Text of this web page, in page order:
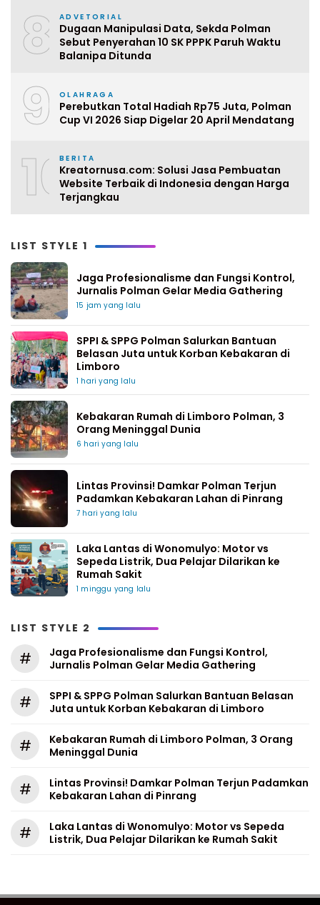
8 ADVETORIAL
Dugaan Manipulasi Data, Sekda Polman
Sebut Penyerahan 10 SK PPPK Paruh Waktu
Balanipa Ditunda
9 OLAHRAGA
Perebutkan Total Hadiah Rp75 Juta, Polman
Cup VI 2026 Siap Digelar 20 April Mendatang
10BERITA
Kreatornusa.com: Solusi Jasa Pembuatan
Website Terbaik di Indonesia dengan Harga
Terjangkau
LIST STYLE 1
Jaga Profesionalisme dan Fungsi Kontrol,
Jurnalis Polman Gelar Media Gathering
15 jam yang lalu
SPPI & SPPG Polman Salurkan Bantuan
Belasan Juta untuk Korban Kebakaran di
Limboro
1 hari yang lalu
Kebakaran Rumah di Limboro Polman, 3
Orang Meninggal Dunia
6 hari yang lalu
Lintas Provinsi! Damkar Polman Terjun
Padamkan Kebakaran Lahan di Pinrang
7 hari yang lalu
Laka Lantas di Wonomulyo: Motor vs
Sepeda Listrik, Dua Pelajar Dilarikan ke
Rumah Sakit
1 minggu yang lalu
LIST STYLE 2
#
Jaga Profesionalisme dan Fungsi Kontrol,
Jurnalis Polman Gelar Media Gathering
#
SPPI & SPPG Polman Salurkan Bantuan Belasan
Juta untuk Korban Kebakaran di Limboro
#
Kebakaran Rumah di Limboro Polman, 3 Orang
Meninggal Dunia
#
Lintas Provinsi! Damkar Polman Terjun Padamkan
Kebakaran Lahan di Pinrang
#
Laka Lantas di Wonomulyo: Motor vs Sepeda
Listrik, Dua Pelajar Dilarikan ke Rumah Sakit